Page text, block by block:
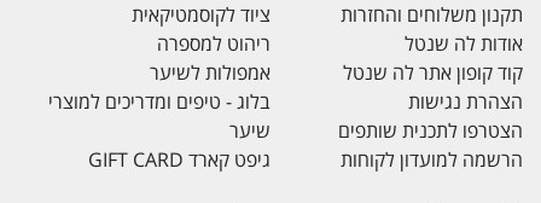
תקנון משלוחים והחזרות
אודות לה שנטל
קוד קופון אתר לה שנטל
הצהרת נגישות
הצטרפו לתכנית שותפים
הרשמה למועדון לקוחות
ציוד לקוסמטיקאית
ריהוט למספרה
אמפולות לשיער
בלוג - טיפים ומדריכים למוצרי
שיער
גיפט קארד GIFT CARD